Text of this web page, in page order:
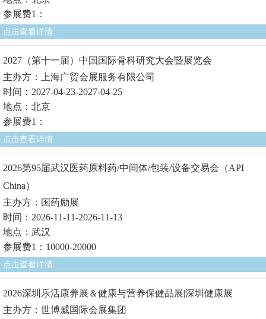
参展费1：
点击查看详情
2027（第十一届）中国国际骨科研究大会暨展览会
主办方：上海广贸会展服务有限公司
时间：2027-04-23-2027-04-25
地点：北京
参展费1：
点击查看详情
2026第95届武汉医药原料药/中间体/包装/设备交易会（API
China）
主办方：国药励展
时间：2026-11-11-2026-11-13
地点：武汉
参展费1：10000-20000
点击查看详情
2026深圳乐活康养展＆健康与营养保健品展|深圳健康展
主办方：世博威国际会展集团